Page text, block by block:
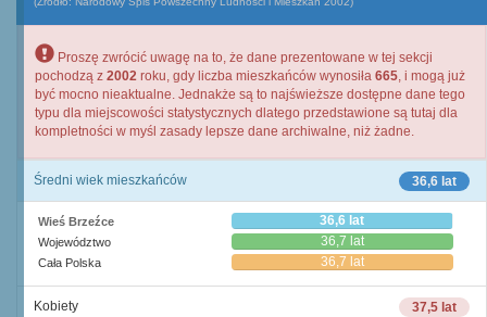
Proszę zwrócić uwagę na to, że dane prezentowane w tej sekcji
pochodzą z 2002 roku, gdy liczba mieszkańców wynosiła 665, i mogą już
być mocno nieaktualne. Jednakże są to najświeższe dostępne dane tego
typu dla miejscowości statystycznych dlatego przedstawione są tutaj dla
kompletności w myśl zasady lepsze dane archiwalne, niż żadne.
36,6 lat
Średni wiek mieszkańców
Wieś Brzeźce 36,6 lat
Województwo 36,7 lat
Cała Polska 36,7 lat
37,5 lat
Kobiety